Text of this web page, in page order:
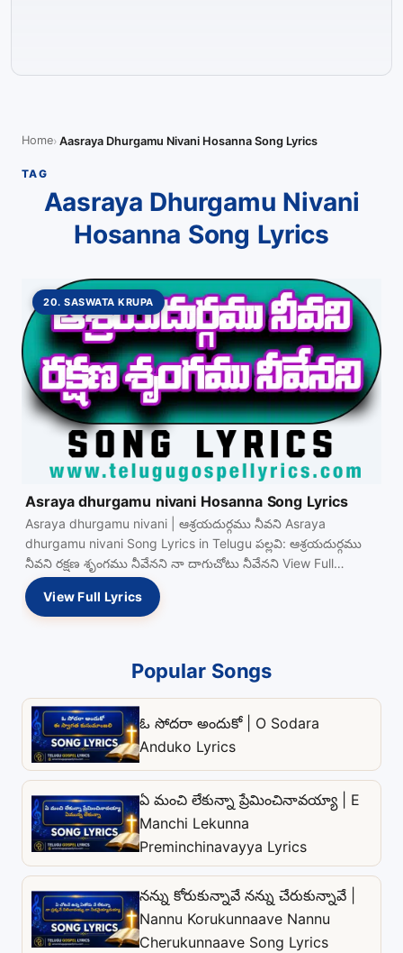
Home Aasraya Dhurgamu Nivani Hosanna Song Lyrics
TAG
Aasraya Dhurgamu Nivani
Hosanna Song Lyrics
20. SASWATA KRUPA
Asraya dhurgamu nivani Hosanna Song Lyrics
Asraya dhurgamu nivani | ఆశ్రయదుర్గము నీవని Asraya
dhurgamu nivani Song Lyrics in Telugu పల్లవి: ఆశ్రయదుర్గము
నీవని రక్షణ శృంగము నీవేనని నా దాగుచోటు నీవేనని View Full…
View Full Lyrics
Popular Songs
ఓ సోదరా అందుకో | O Sodara
Anduko Lyrics
ఏ మంచి లేకున్నా ప్రేమించినావయ్యా | E
Manchi Lekunna
Preminchinavayya Lyrics
నన్ను కోరుకున్నావే నన్ను చేరుకున్నావే |
Nannu Korukunnaave Nannu
Cherukunnaave Song Lyrics